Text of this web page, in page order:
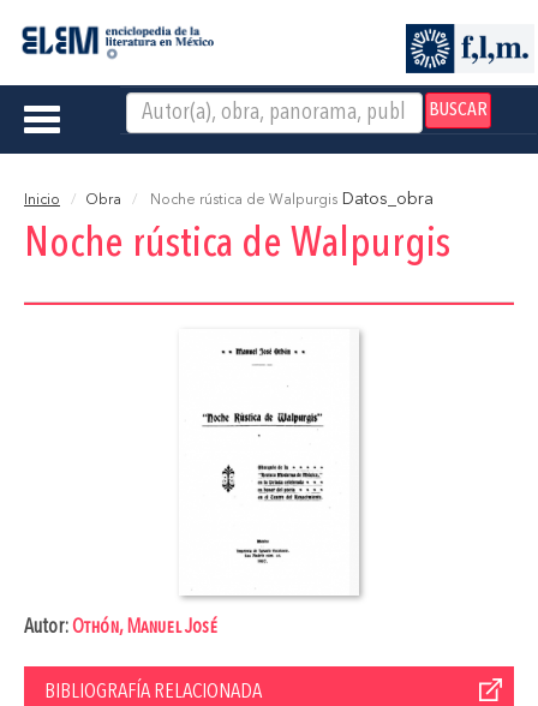
BUSCAR
Toggle
Inicio Obra Noche rústica de Walpurgis Datos_obra
Noche rústica de Walpurgis
Autor:Othón, Manuel José
BIBLIOGRAFÍA RELACIONADA